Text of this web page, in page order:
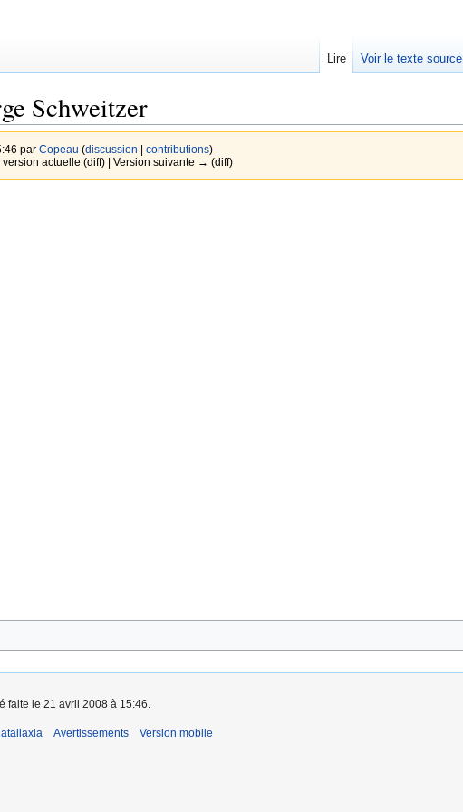
Schweitzer
par Copeau (discussion contributions)
version actuelle (diff) | Version suivante → (diff)
Lire Voir le texte source
faite le 21 avril 2008 à 15:46.
Avertissements Version mobile